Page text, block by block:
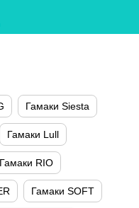
Гамаки Siesta
Гамаки Lull
Гамаки RIO
Гамаки SOFT